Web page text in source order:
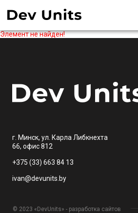
Элемент не найден!
г. Минск, ул. Карла Либкнехта
66, офис 812
+375 (33) 663 84 13
ivan@devunits.by
© 2023 «DevUnits» - разработка сайтов